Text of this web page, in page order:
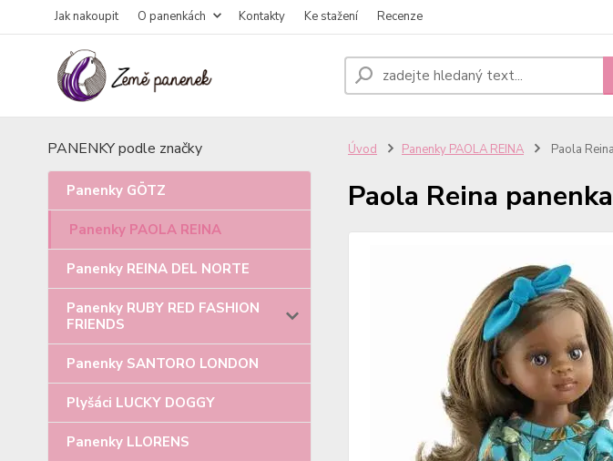
Jak nakoupit O panenkách Kontakty Ke stažení Recenze
PANENKY podle značky
Panenky GÖTZ
Panenky PAOLA REINA
Panenky REINA DEL NORTE
Panenky RUBY RED FASHION
FRIENDS
Panenky SANTORO LONDON
Plyšáci LUCKY DOGGY
Panenky LLORENS
Úvod Panenky PAOLA REINA Paola
Paola Reina